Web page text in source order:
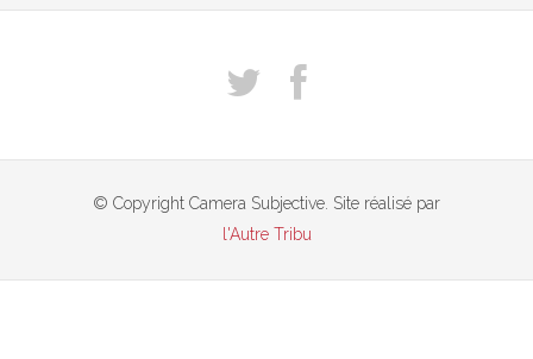
© Copyright Camera Subjective. Site réalisé par
l'Autre Tribu